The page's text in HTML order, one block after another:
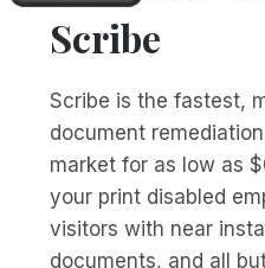
Scribe
Scribe is the fastest,
document
market for as low as
your print disabled
visitors with near
documents, and all